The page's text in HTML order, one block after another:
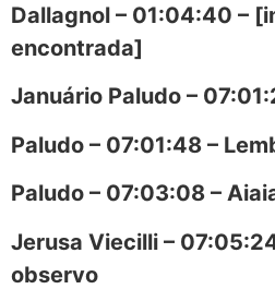
Dallagnol – 01:04:40 –
encontrada]
Januário Paludo –
Paludo – 07:01:48 –
Paludo – 07:03:08 –
Jerusa Viecilli –
observo